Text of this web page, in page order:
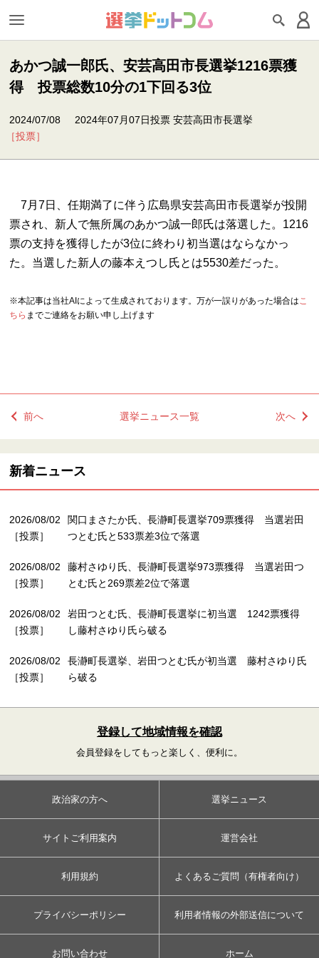
あかつ誠一郎氏、安芸高田市長選挙1216票獲
得 投票総数10分の1下回る3位
2024/07/08
［投票］
2024年07月07日投票 安芸高田市長選挙
7月7日、任期満了に伴う広島県安芸高田市長選挙が投開
票され、新人で無所属のあかつ誠一郎氏は落選した。1216
票の支持を獲得したが3位に終わり初当選はならなかっ
た。当選した新人の藤本えつし氏とは5530差だった。
※本記事は当社AIによって生成されております。万が一誤りがあった場合はこ
ちら までご連絡をお願い申し上げます
前へ 選挙ニュース一覧 次へ
新着ニュース
2026/08/02
［投票］
関口まさたか氏、長瀞町長選挙709票獲得 当選岩田
つとむ氏と533票差3位で落選
2026/08/02
［投票］
藤村さゆり氏、長瀞町長選挙973票獲得 当選岩田つ
とむ氏と269票差2位で落選
2026/08/02
［投票］
岩田つとむ氏、長瀞町長選挙に初当選 1242票獲得
し藤村さゆり氏ら破る
2026/08/02
［投票］
長瀞町長選挙、岩田つとむ氏が初当選 藤村さゆり氏
ら破る
登録して地域情報を確認
会員登録をしてもっと楽しく、便利に。
政治家の方へ 選挙ニュース
サイトご利用案内 運営会社
利用規約 よくあるご質問（有権者向け）
プライバシーポリシー 利用者情報の外部送信について
お問い合わせ ホーム